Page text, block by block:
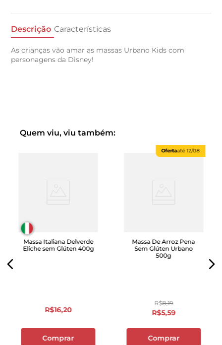
Descrição Características
As crianças vão amar as massas Urbano Kids com
personagens da Disney!
Quem viu, viu também:
Massa Italiana Delverde
Eliche sem Glúten 400g
R$16,20
Comprar
Ofertaaté12/08
Massa De Arroz Pena
Sem Glúten Urbano
500g
R$8,19
R$5,59
Comprar